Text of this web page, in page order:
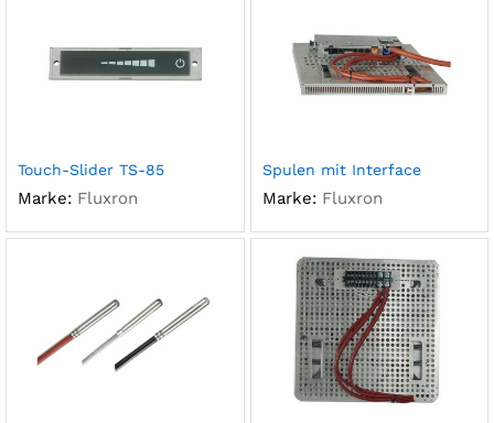
Touch-Slider TS-85
Marke: Fluxron
Spulen mit Interface
Marke: Fluxron